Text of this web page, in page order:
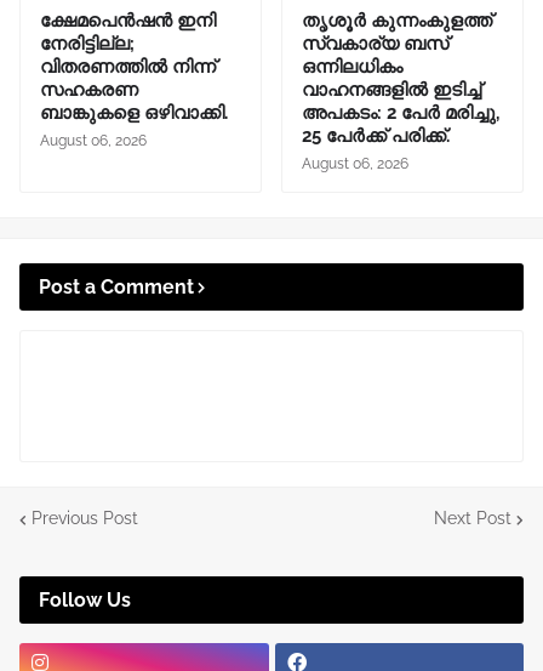
ക്ഷേമപെൻഷൻ ഇനി
നേരിട്ടില്ല;
വിതരണത്തിൽ നിന്ന്
സഹകരണ
ബാങ്കുകളെ ഒഴിവാക്കി.
August 06, 2026
തൃശൂർ കുന്നംകുളത്ത്
സ്വകാര്യ ബസ്
ഒന്നിലധികം
വാഹനങ്ങളിൽ ഇടിച്ച്
അപകടം: 2 പേർ മരിച്ചു,
25 പേർക്ക് പരിക്ക്.
August 06, 2026
Post a Comment
Previous Post Next Post
Follow Us